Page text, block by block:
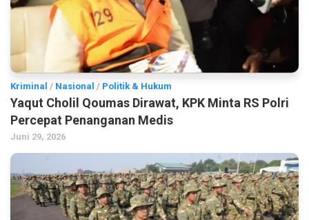
Kriminal / Nasional / Politik & Hukum
Yaqut Cholil Qoumas Dirawat, KPK Minta RS Polri
Percepat Penanganan Medis
Juni 29, 2026